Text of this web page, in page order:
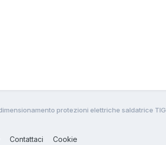
protezioni elettriche saldatrice TIG
Contattaci Cookie